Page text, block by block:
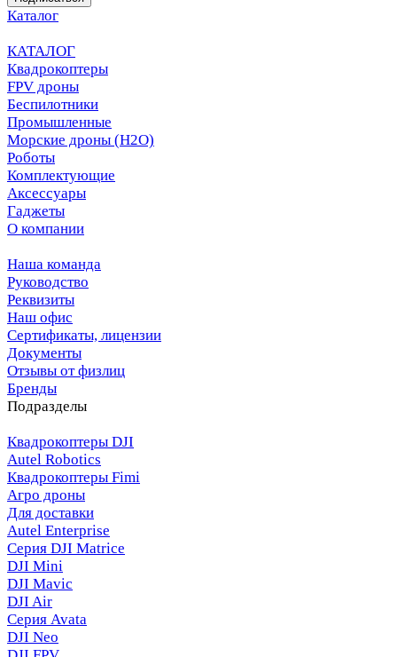
Каталог
КАТАЛОГ
Квадрокоптеры
FPV дроны
Беспилотники
Промышленные
Морские дроны (H2O)
Роботы
Комплектующие
Аксессуары
Гаджеты
О компании
Наша команда
Руководство
Реквизиты
Наш офис
Сертификаты, лицензии
Документы
Отзывы от физлиц
Бренды
Подразделы
Квадрокоптеры DJI
Autel Robotics
Квадрокоптеры Fimi
Агро дроны
Для доставки
Autel Enterprise
Серия DJI Matrice
DJI Mini
DJI Mavic
DJI Air
Серия Avata
DJI Neo